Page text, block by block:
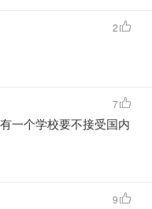
2
一个学校要不接受国内
7
9